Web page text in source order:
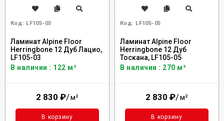
Код: LF105-03
Ламинат Alpine Floor
Herringbone 12 Дуб Лацио,
LF105-03
В наличии : 122 м²
2 830 ₽/м²
В корзину
Код: LF105-05
Ламинат Alpine Floor
Herringbone 12 Дуб
Тоскана, LF105-05
В наличии : 270 м²
2 830 ₽/м²
В корзину